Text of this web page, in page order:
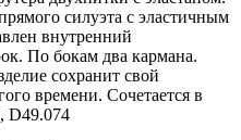
силуэта с эластичным
внутренний
По бокам два кармана.
сохранит свой
времени. Сочетается в
D49.074